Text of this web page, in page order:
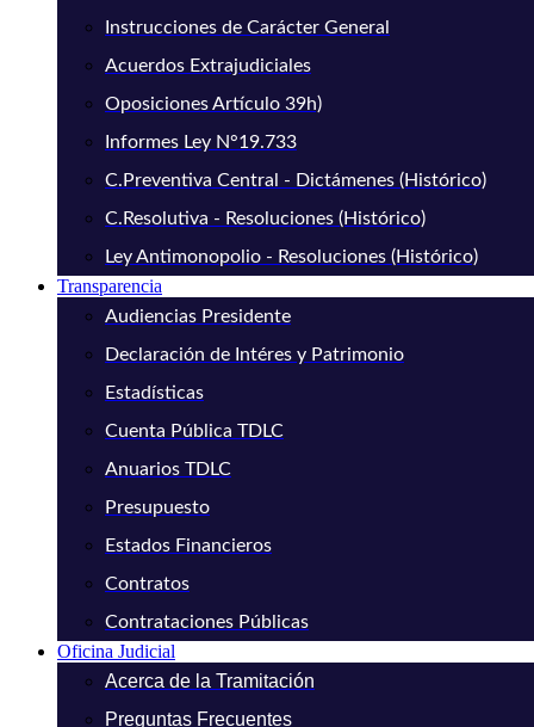
Instrucciones de Carácter General
Acuerdos Extrajudiciales
Oposiciones Artículo 39h)
Informes Ley N°19.733
C.Preventiva Central - Dictámenes (Histórico)
C.Resolutiva - Resoluciones (Histórico)
Ley Antimonopolio - Resoluciones (Histórico)
Transparencia
Audiencias Presidente
Declaración de Intéres y Patrimonio
Estadísticas
Cuenta Pública TDLC
Anuarios TDLC
Presupuesto
Estados Financieros
Contratos
Contrataciones Públicas
Oficina Judicial
Acerca de la Tramitación
Preguntas Frecuentes